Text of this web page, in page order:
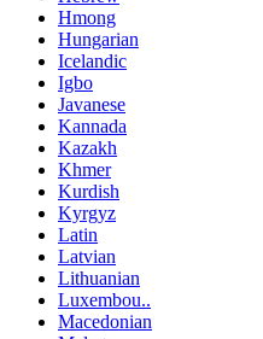
Hmong
Hungarian
Icelandic
Igbo
Javanese
Kannada
Kazakh
Khmer
Kurdish
Kyrgyz
Latin
Latvian
Lithuanian
Luxembou..
Macedonian